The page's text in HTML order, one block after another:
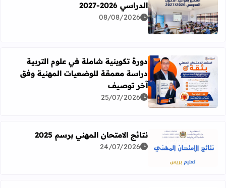
اقرأ المزيد عن تواريخ الدخول المدرسي برسم الموسم الدراسي 2026-
الدراسي 2026-2027
08/08/2026
اقرأ المزيد عن دورة تكوينية شاملة في علوم التربية
دورة تكوينية شاملة في علوم التربية
دراسة معمقة للوضعيات المهنية وفق
آخر توصيف
25/07/2026
اقرأ المزيد عن نتائج الامتحان المهني برسم 2025
نتائج الامتحان المهني برسم 2025
24/07/2026